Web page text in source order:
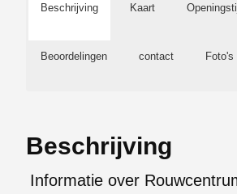
Beschrijving Kaart
Beoordelingen contact Foto's
Beschrijving
Informatie over